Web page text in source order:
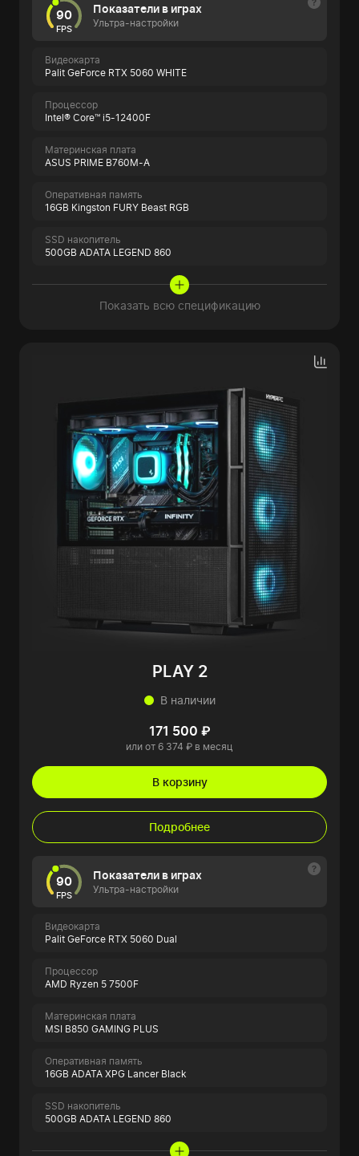
90
FPS
Показатели в играх
Ультра-настройки
Видеокарта
Palit GeForce RTX 5060 WHITE
Процессор
Intel® Core™ i5-12400F
Материнская плата
ASUS PRIME B760M-A
Оперативная память
16GB Kingston FURY Beast RGB
SSD накопитель
500GB ADATA LEGEND 860
Показать всю спецификацию
PLAY 2
В наличии
171 500 ₽
или от 6 374 ₽ в месяц
В корзину
Подробнее
90
FPS
Показатели в играх
Ультра-настройки
Видеокарта
Palit GeForce RTX 5060 Dual
Процессор
AMD Ryzen 5 7500F
Материнская плата
MSI B850 GAMING PLUS
Оперативная память
16GB ADATA XPG Lancer Black
SSD накопитель
500GB ADATA LEGEND 860